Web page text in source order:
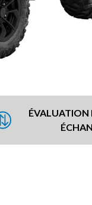
ÉVALUATION